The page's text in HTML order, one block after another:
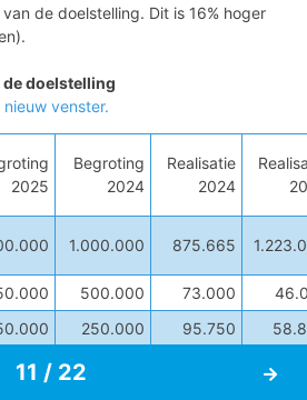
de doelstelling. Dit is 16% hoger
de doelstelling
venster.
2025
Begroting
2024
Realisatie
2024
1.000.000 875.665
500.000 73.000
250.000 95.750
1.000.000
7 / 48
11 / 22